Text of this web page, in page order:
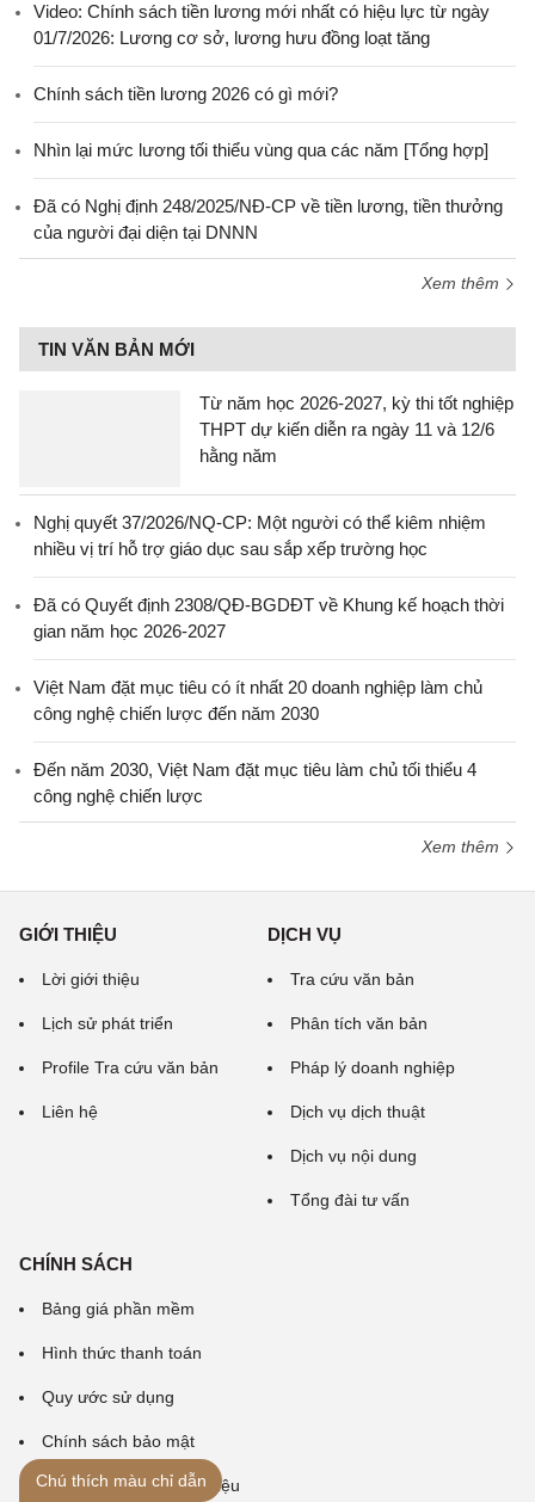
Video: Chính sách tiền lương mới nhất có hiệu lực từ ngày
01/7/2026: Lương cơ sở, lương hưu đồng loạt tăng
Chính sách tiền lương 2026 có gì mới?
Nhìn lại mức lương tối thiểu vùng qua các năm [Tổng hợp]
Đã có Nghị định 248/2025/NĐ-CP về tiền lương, tiền thưởng
của người đại diện tại DNNN
Xem thêm
TIN VĂN BẢN MỚI
Từ năm học 2026-2027, kỳ thi tốt nghiệp
THPT dự kiến diễn ra ngày 11 và 12/6
hằng năm
Nghị quyết 37/2026/NQ-CP: Một người có thể kiêm nhiệm
nhiều vị trí hỗ trợ giáo dục sau sắp xếp trường học
Đã có Quyết định 2308/QĐ-BGDĐT về Khung kế hoạch thời
gian năm học 2026-2027
Việt Nam đặt mục tiêu có ít nhất 20 doanh nghiệp làm chủ
công nghệ chiến lược đến năm 2030
Đến năm 2030, Việt Nam đặt mục tiêu làm chủ tối thiểu 4
công nghệ chiến lược
Xem thêm
GIỚI THIỆU
Lời giới thiệu
Lịch sử phát triển
Profile Tra cứu văn bản
Liên hệ
DỊCH VỤ
Tra cứu văn bản
Phân tích văn bản
Pháp lý doanh nghiệp
Dịch vụ dịch thuật
Dịch vụ nội dung
Tổng đài tư vấn
CHÍNH SÁCH
Bảng giá phần mềm
Hình thức thanh toán
Quy ước sử dụng
Chính sách bảo mật
Chính sách bảo vệ dữ liệu
Chú thích màu chỉ dẫn